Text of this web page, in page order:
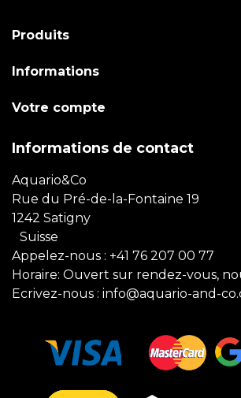
Produits
Informations
Votre compte
Informations de contact
Aquario&Co
Rue du Pré-de-la-Fontaine 19
1242 Satigny
Suisse
Appelez-nous : +41 76 207 00 77
Horaire: Ouvert sur rendez-vous,
Ecrivez-nous : info@aquario-and-